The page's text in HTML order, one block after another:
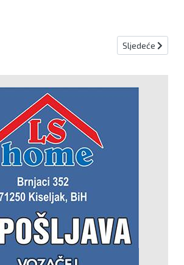
ozbiljno razgovarati u neiskrenom
Sljedeći
Sljedeće